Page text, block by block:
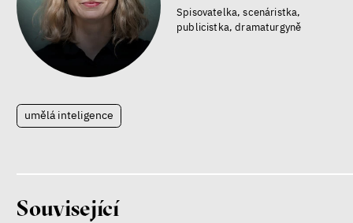
Spisovatelka, scenáristka,
publicistka, dramaturgyně
umělá inteligence
Související